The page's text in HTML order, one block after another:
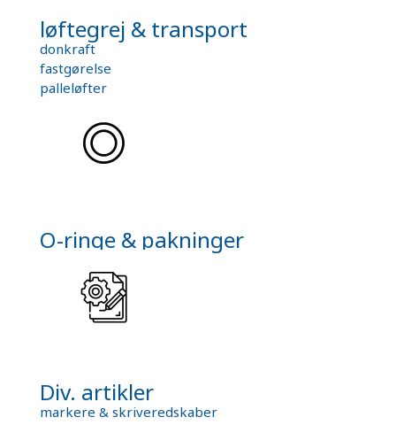
løftegrej & transport
donkraft
fastgørelse
palleløfter
O-ringe & pakninger
Div. artikler
markere & skriveredskaber